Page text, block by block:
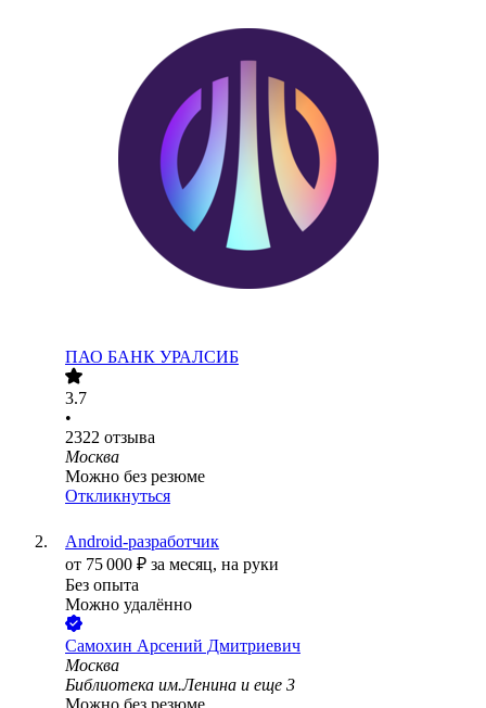
ПАО БАНК УРАЛСИБ
3.7
•
2322 отзыва
Москва
Можно без резюме
Откликнуться
Android-разработчик
от 75 000 ₽ за месяц, на руки
Без опыта
Можно удалённо
Самохин Арсений Дмитриевич
Москва
Библиотека им.Ленина и еще 3